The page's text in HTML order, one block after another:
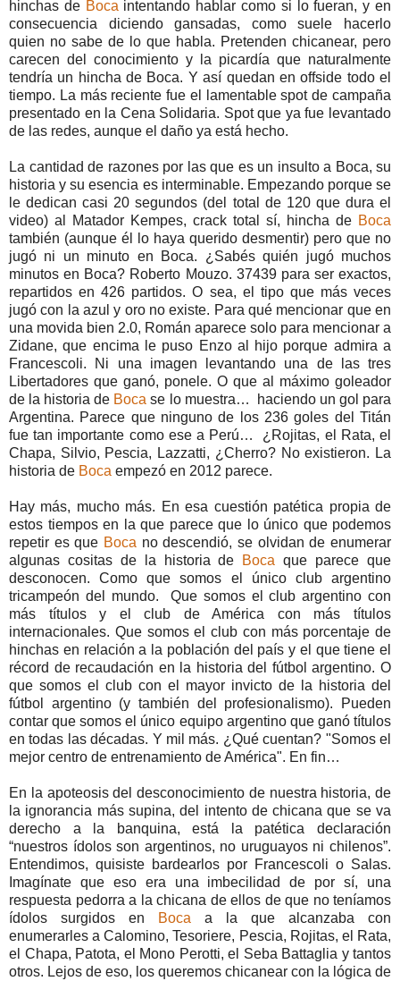
hinchas de Boca intentando hablar como si lo fueran, y en
consecuencia diciendo gansadas, como suele hacerlo
quien no sabe de lo que habla. Pretenden chicanear, pero
carecen del conocimiento y la picardía que naturalmente
tendría un hincha de Boca. Y así quedan en offside todo el
tiempo. La más reciente fue el lamentable spot de campaña
presentado en la Cena Solidaria. Spot que ya fue levantado
de las redes, aunque el daño ya está hecho.
La cantidad de razones por las que es un insulto a Boca, su
historia y su esencia es interminable. Empezando porque se
le dedican casi 20 segundos (del total de 120 que dura el
video) al Matador Kempes, crack total sí, hincha de Boca
también (aunque él lo haya querido desmentir) pero que no
jugó ni un minuto en Boca. ¿Sabés quién jugó muchos
minutos en Boca? Roberto Mouzo. 37439 para ser exactos,
repartidos en 426 partidos. O sea, el tipo que más veces
jugó con la azul y oro no existe. Para qué mencionar que en
una movida bien 2.0, Román aparece solo para mencionar a
Zidane, que encima le puso Enzo al hijo porque admira a
Francescoli. Ni una imagen levantando una de las tres
Libertadores que ganó, ponele. O que al máximo goleador
de la historia de Boca se lo muestra… haciendo un gol para
Argentina. Parece que ninguno de los 236 goles del Titán
fue tan importante como ese a Perú… ¿Rojitas, el Rata, el
Chapa, Silvio, Pescia, Lazzatti, ¿Cherro? No existieron. La
historia de Boca empezó en 2012 parece.
Hay más, mucho más. En esa cuestión patética propia de
estos tiempos en la que parece que lo único que podemos
repetir es que Boca no descendió, se olvidan de enumerar
algunas cositas de la historia de Boca que parece que
desconocen. Como que somos el único club argentino
tricampeón del mundo. Que somos el club argentino con
más títulos y el club de América con más títulos
internacionales. Que somos el club con más porcentaje de
hinchas en relación a la población del país y el que tiene el
récord de recaudación en la historia del fútbol argentino. O
que somos el club con el mayor invicto de la historia del
fútbol argentino (y también del profesionalismo). Pueden
contar que somos el único equipo argentino que ganó títulos
en todas las décadas. Y mil más. ¿Qué cuentan? "Somos el
mejor centro de entrenamiento de América". En fin…
En la apoteosis del desconocimiento de nuestra historia, de
la ignorancia más supina, del intento de chicana que se va
derecho a la banquina, está la patética declaración
“nuestros ídolos son argentinos, no uruguayos ni chilenos”.
Entendimos, quisiste bardearlos por Francescoli o Salas.
Imagínate que eso era una imbecilidad de por sí, una
respuesta pedorra a la chicana de ellos de que no teníamos
ídolos surgidos en
Boca a la que alcanzaba con
enumerarles a Calomino, Tesoriere, Pescia, Rojitas, el Rata,
el Chapa, Patota, el Mono Perotti, el Seba Battaglia y tantos
otros. Lejos de eso, los queremos chicanear con la lógica de